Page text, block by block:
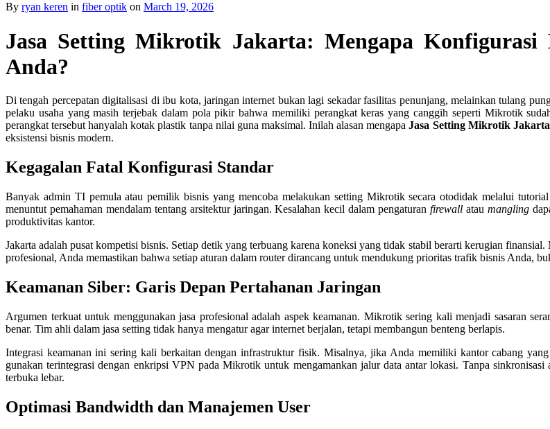
By ryan keren in fiber optik on March 19, 2026
Jasa Setting Mikrotik Jakarta: Mengapa
Anda?
Di tengah percepatan digitalisasi di ibu kota, jaringan internet bukan lagi sekadar fasilitas penunjang, melainkan tulang
pelaku usaha yang masih terjebak dalam pola pikir bahwa memiliki perangkat keras yang canggih seperti Mikrotik
perangkat tersebut hanyalah kotak plastik tanpa nilai guna maksimal. Inilah alasan mengapaJasa Setting Mikrotik Jakarta
eksistensi bisnis modern.
Kegagalan Fatal Konfigurasi Standar
Banyak admin TI pemula atau pemilik bisnis yang mencoba melakukan setting Mikrotik secara otodidak melalui
menuntut pemahaman mendalam tentang arsitektur jaringan. Kesalahan kecil dalam pengaturanfirewall atau mangling
produktivitas kantor.
Jakarta adalah pusat kompetisi bisnis. Setiap detik yang terbuang karena koneksi yang tidak stabil berarti kerugian finansial.
profesional, Anda memastikan bahwa setiap aturan dalam router dirancang untuk mendukung prioritas trafik bisnis Anda,
Keamanan Siber: Garis Depan Pertahanan Jaringan
Argumen terkuat untuk menggunakan jasa profesional adalah aspek keamanan. Mikrotik sering kali menjadi sasaran
benar. Tim ahli dalam jasa setting tidak hanya mengatur agar internet berjalan, tetapi membangun benteng berlapis.
Integrasi keamanan ini sering kali berkaitan dengan infrastruktur fisik. Misalnya, jika Anda memiliki kantor cabang
gunakan terintegrasi dengan enkripsi VPN pada Mikrotik untuk mengamankan jalur data antar lokasi. Tanpa
terbuka lebar.
Optimasi Bandwidth dan Manajemen User